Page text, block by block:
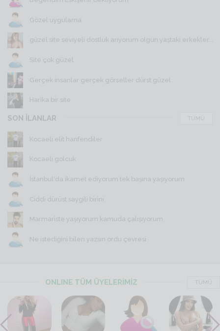
Gözel uygulama
güzel site seviyeli dostluk arıyorum olgun yaştaki erkekler...
Site çok güzel
Gerçek insanlar gerçek görseller dürst güzel
Harika bir site
SON İLANLAR TÜMÜ
Kocaeli elit hanfendiler
Kocaeli golcuk
İstanbul'da ikamet ediyorum tek başına yaşıyorum
Ciddi dürüst saygili birini
Marmariste yaşıyorum kamuda çalışıyorum
Ne istediğini bilen yazsın ordu çevresi
ONLINE TÜM ÜYELERİMİZ TÜMÜ